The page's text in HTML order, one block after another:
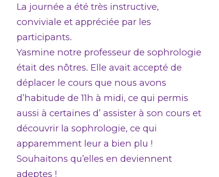
La journée a été très instructive,
conviviale et appréciée par les
participants.
Yasmine notre professeur de sophrologie
était des nôtres. Elle avait accepté de
déplacer le cours que nous avons
d’habitude de 11h à midi, ce qui permis
aussi à certaines d’ assister à son cours et
découvrir la sophrologie, ce qui
apparemment leur a bien plu !
Souhaitons qu’elles en deviennent
adeptes !